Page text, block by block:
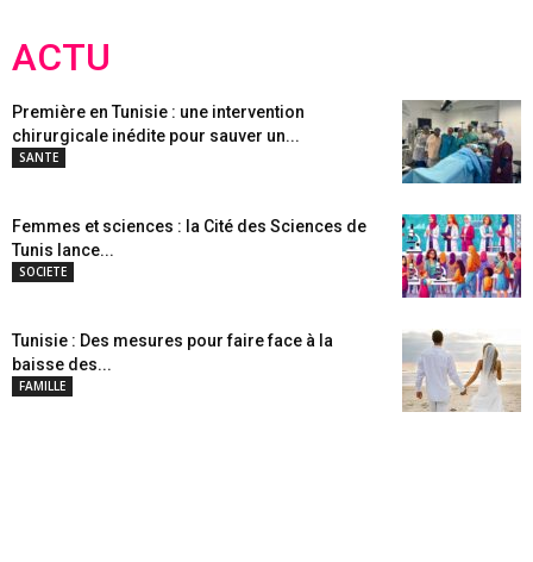
ACTU
Première en Tunisie : une intervention
chirurgicale inédite pour sauver un...
SANTE
Femmes et sciences : la Cité des Sciences de
Tunis lance...
SOCIETE
Tunisie : Des mesures pour faire face à la
baisse des...
FAMILLE